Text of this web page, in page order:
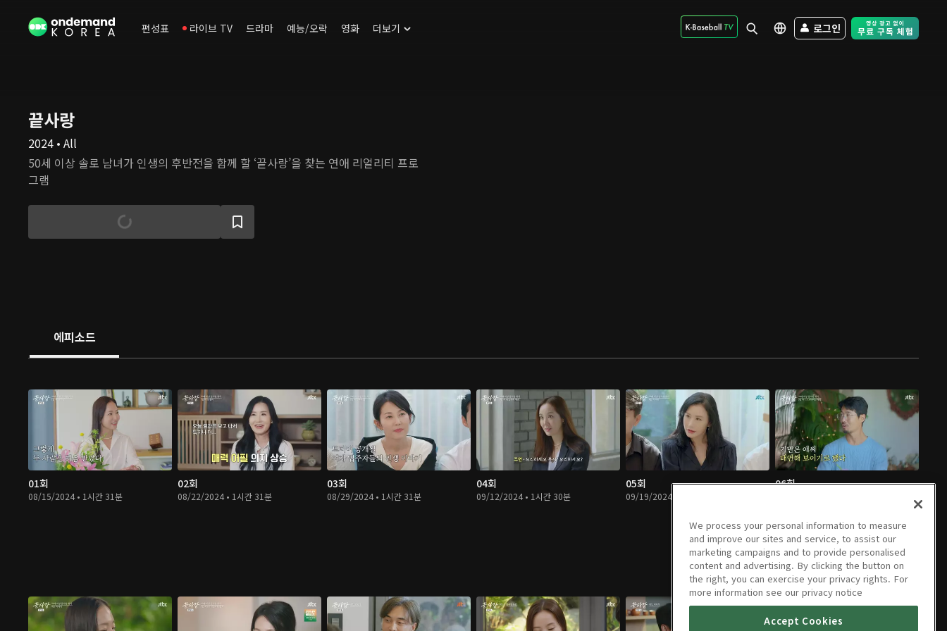
편성표 라이브 TV 드라마 예능/오락 영화 더보기 로그인 Free Trial -
끝사랑
2024 • All
50세 이상 솔로 남녀가 인생의 후반전을 함께 할 ‘끝사랑’을 찾는 연애 리얼리티 프로
그램
에피소드
01회
08/15/2024 • 1시간 31분
02회
08/22/2024 • 1시간 31분
03회
08/29/2024 • 1시간 31분
04회
09/12/2024 • 1시간 30분
05회
09/19/2024 • 1시간 31분
06회
We process your personal information to measure
and improve our sites and service, to assist our
marketing campaigns and to provide personalised
content and advertising. By clicking the button on
the right, you can exercise your privacy rights. For
more information see our privacy notice
Accept Cookies